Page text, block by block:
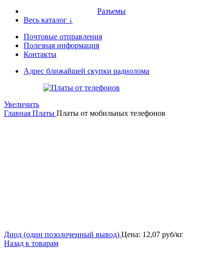
Разъемы
Весь каталог ↓
Почтовые отправления
Полезная информация
Контакты
Адрес ближайшей скупки радиолома
Увеличить
Главная Платы Платы от мобильных телефонов
Диод (один позолоченный вывод) Цена: 12,07 руб/кг
Назад к товарам